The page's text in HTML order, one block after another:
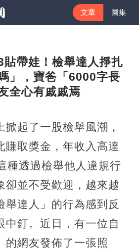
文章 圖集
貼帶娃！檢舉達人掙扎
」，寶爸「6000字長
全心有戚戚焉
起了一股檢舉風潮，
賺取獎金，年收入高達
種透過檢舉他人違規行
卻並不受歡迎，越來越
舉達人」的行為感到反
中釘。近日，有一位自
的網友發佈了一張照